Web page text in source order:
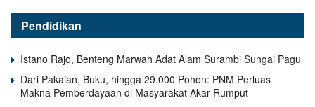
Pendidikan
Istano Rajo, Benteng Marwah Adat Alam Surambi Sungai Pagu
Dari Pakaian, Buku, hingga 29.000 Pohon: PNM Perluas
Makna Pemberdayaan di Masyarakat Akar Rumput